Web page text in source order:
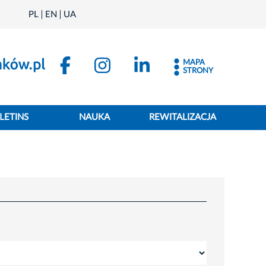
PL EN UA
MAPA
STRONY
NAUKA REWITALIZACJA